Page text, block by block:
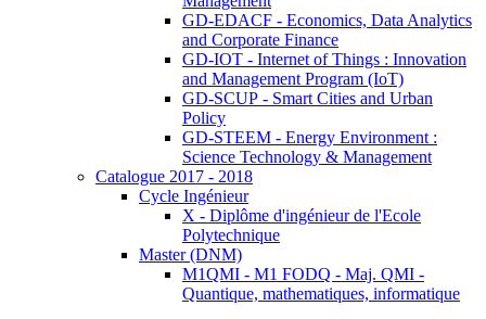
GD-EDACF - Economics, Data Analytics
and Corporate Finance
GD-IOT - Internet of Things : Innovation
and Management Program (IoT)
GD-SCUP - Smart Cities and Urban
Policy
GD-STEEM - Energy Environment :
Science Technology & Management
Catalogue 2017 - 2018
Cycle Ingénieur
X - Diplôme d'ingénieur de l'Ecole
Polytechnique
Master (DNM)
M1QMI - M1 FODQ - Maj. QMI -
Quantique, mathematiques, informatique